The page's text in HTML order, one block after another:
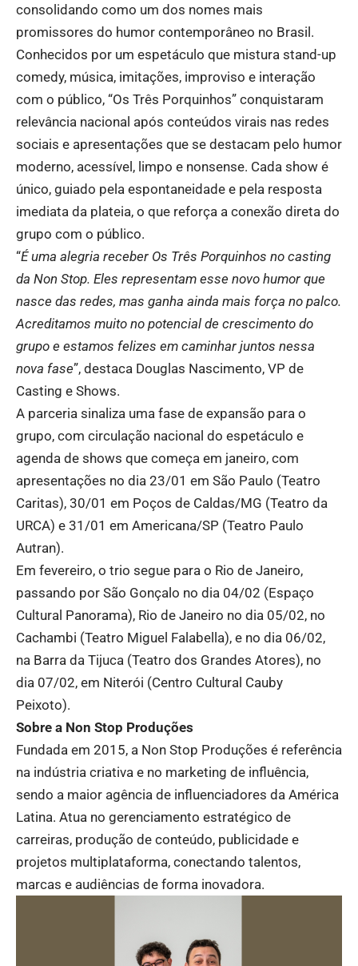
consolidando como um dos nomes mais
promissores do humor contemporâneo no Brasil.
Conhecidos por um espetáculo que mistura stand-up
comedy, música, imitações, improviso e interação
com o público, “Os Três Porquinhos” conquistaram
relevância nacional após conteúdos virais nas redes
sociais e apresentações que se destacam pelo humor
moderno, acessível, limpo e nonsense. Cada show é
único, guiado pela espontaneidade e pela resposta
imediata da plateia, o que reforça a conexão direta do
grupo com o público.
“É uma alegria receber Os Três Porquinhos no casting
da Non Stop. Eles representam esse novo humor que
nasce das redes, mas ganha ainda mais força no palco.
Acreditamos muito no potencial de crescimento do
grupo e estamos felizes em caminhar juntos nessa
nova fase”, destaca Douglas Nascimento, VP de
Casting e Shows.
A parceria sinaliza uma fase de expansão para o
grupo, com circulação nacional do espetáculo e
agenda de shows que começa em janeiro, com
apresentações no dia 23/01 em São Paulo (Teatro
Caritas), 30/01 em Poços de Caldas/MG (Teatro da
URCA) e 31/01 em Americana/SP (Teatro Paulo
Autran).
Em fevereiro, o trio segue para o Rio de Janeiro,
passando por São Gonçalo no dia 04/02 (Espaço
Cultural Panorama), Rio de Janeiro no dia 05/02, no
Cachambi (Teatro Miguel Falabella), e no dia 06/02,
na Barra da Tijuca (Teatro dos Grandes Atores), no
dia 07/02, em Niterói (Centro Cultural Cauby
Peixoto).
Sobre a Non Stop Produções
Fundada em 2015, a Non Stop Produções é referência
na indústria criativa e no marketing de influência,
sendo a maior agência de influenciadores da América
Latina. Atua no gerenciamento estratégico de
carreiras, produção de conteúdo, publicidade e
projetos multiplataforma, conectando talentos,
marcas e audiências de forma inovadora.